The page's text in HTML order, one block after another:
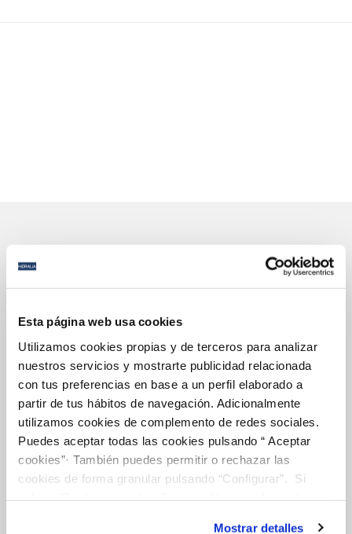
Esta página web usa cookies
Utilizamos cookies propias y de terceros para analizar
nuestros servicios y mostrarte publicidad relacionada
con tus preferencias en base a un perfil elaborado a
partir de tus hábitos de navegación. Adicionalmente
utilizamos cookies de complemento de redes sociales.
Puedes aceptar todas las cookies pulsando “ Aceptar
cookies”· También puedes permitir o rechazar las
cookies de forma granular pulsando “Configurar”. Si
Mostrar detalles
Gestiones Online
FACTURAS, PAGOS Y CONSUMOS
CONTRATOS
MODIFICACIÓN DE DATOS
INCIDENCIAS
TODAS LAS GESTIONES
OTRAS GESTIONES